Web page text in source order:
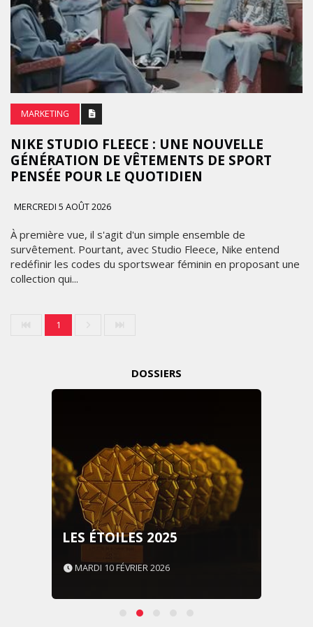
MARKETING
NIKE STUDIO FLEECE : UNE NOUVELLE
GÉNÉRATION DE VÊTEMENTS DE SPORT
PENSÉE POUR LE QUOTIDIEN
MERCREDI 5 AOÛT 2026
À première vue, il s'agit d'un simple ensemble de
survêtement. Pourtant, avec Studio Fleece, Nike entend
redéfinir les codes du sportswear féminin en proposant une
collection qui...
1
DOSSIERS
LES ÉTOILES 2025
MARDI 10 FÉVRIER 2026